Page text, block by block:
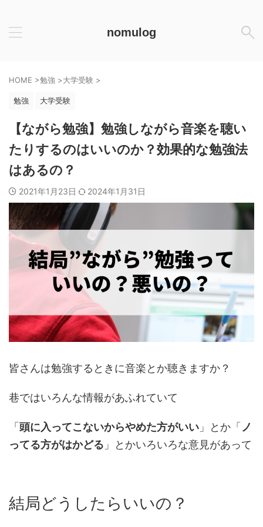
nomulog
HOME >勉強 >大学受験 >
勉強 大学受験
【ながら勉強】勉強しながら音楽を聴い
たりするのはいいのか？効果的な勉強法
はあるの？
2021年1月23日 2024年1月31日
皆さんは勉強するときに音楽とか聴きますか？
巷ではいろんな情報があふれていて
「頭に入ってこないからやめた方がいい 」とか「 ノ
ってる方がはかどる 」とかいろいろな意見があって
結局どうしたらいいの？